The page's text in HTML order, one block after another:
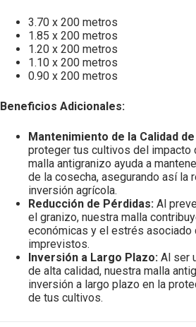
3.70 x 200 metros
1.85 x 200 metros
1.20 x 200 metros
1.10 x 200 metros
0.90 x 200 metros
Beneficios Adicionales:
Mantenimiento de la Calidad
proteger tus cultivos del impacto
malla antigranizo ayuda a
de la cosecha, asegurando así la
inversión agrícola.
Reducción de Pérdidas: Al
el granizo, nuestra malla
económicas y el estrés
imprevistos.
Inversión a Largo Plazo: Al ser
de alta calidad, nuestra malla
inversión a largo plazo en la
de tus cultivos.